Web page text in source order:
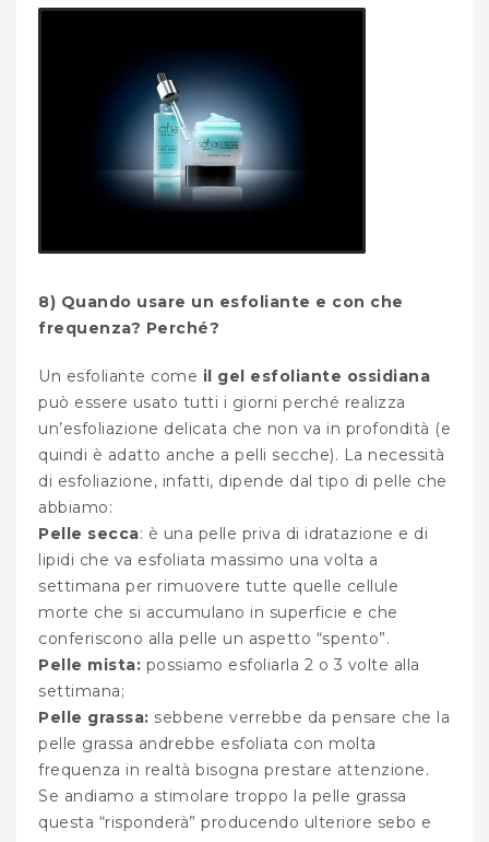
8) Quando usare un esfoliante e con che
frequenza? Perché?
Un esfoliante come il gel esfoliante ossidiana
può essere usato tutti i giorni perché realizza
un’esfoliazione delicata che non va in profondità (e
quindi è adatto anche a pelli secche). La necessità
di esfoliazione, infatti, dipende dal tipo di pelle che
abbiamo:
Pelle secca: è una pelle priva di idratazione e di
lipidi che va esfoliata massimo una volta a
settimana per rimuovere tutte quelle cellule
morte che si accumulano in superficie e che
conferiscono alla pelle un aspetto “spento”.
Pelle mista: possiamo esfoliarla 2 o 3 volte alla
settimana;
Pelle grassa: sebbene verrebbe da pensare che la
pelle grassa andrebbe esfoliata con molta
frequenza in realtà bisogna prestare attenzione.
Se andiamo a stimolare troppo la pelle grassa
questa “risponderà” producendo ulteriore sebo e